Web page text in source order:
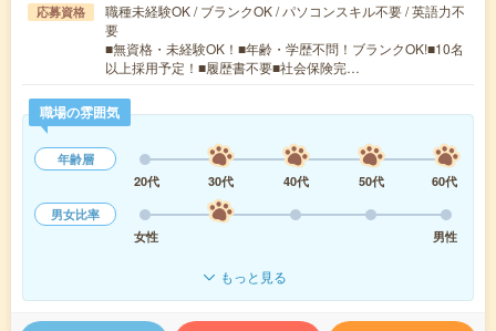
応募資格
職種未経験OK / ブランクOK / パソコンスキル不要 / 英語力不
要
■無資格・未経験OK！■年齢・学歴不問！ブランクOK!■10名
以上採用予定！■履歴書不要■社会保険完…
職場の雰囲気
年齢層
20代
30代 40代 50代
60代
男女比率
女性
男性
もっと見る